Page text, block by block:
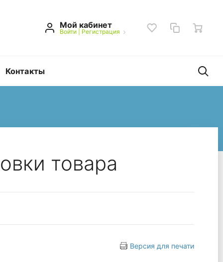
Мой кабинет
Войти| Регистрация
Контакты
товара
Версия для печати